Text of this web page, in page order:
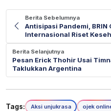
Berita Sebelumnya
Antisipasi Pandemi,
Internasional Riset
Berita Selanjutnya
Pesan Erick Thohir Usai
Taklukkan Argentina
Tags: Aksi unjukrasa ojek